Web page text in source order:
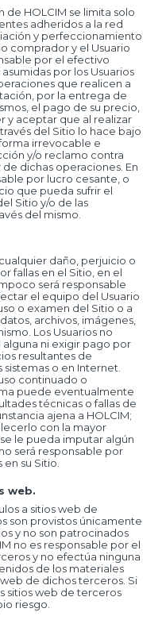
HOLCIM se limita solo
adheridos a la red
y perfeccionamiento
comprador y el Usuario
por el efectivo
por los Usuarios
que realicen a
por la entrega de
el pago de su precio,
y aceptar que al realizar
del Sitio lo hace bajo
irrevocable e
y/o reclamo contra
dichas operaciones. En
por lucro cesante, o
que pueda sufrir el
Sitio y/o de las
del mismo.
daño, perjuicio o
fallas en el Sitio, en el
será responsable
el equipo del Usuario
o examen del Sitio o a
archivos, imágenes,
Los Usuarios no
ni exigir pago por
resultantes de
o en Internet.
continuado o
puede eventualmente
técnicas o fallas de
ajena a HOLCIM;
con la mayor
le pueda imputar algún
será responsable por
su Sitio.
web.
a sitios web de
son provistos únicamente
y no son patrocinados
no es responsable por el
y no efectúa ninguna
de los materiales
de dichos terceros. Si
sitios web de terceros
riesgo.